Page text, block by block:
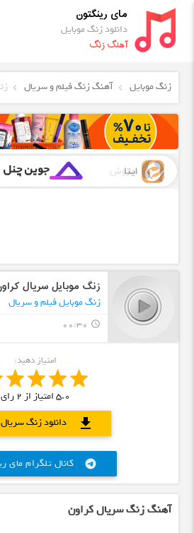
مای رینگتون
دانلود زنگ موبایل
آهنگ زنگ
زنگ موبایل آهنگ زنگ فیلم و سریال
زنگ موبایل سریال
زنگ موبایل فیلم و سریال
query_builder
00:30
امتیاز دهید:
5.0امتیاز از2رای
دانلود زنگ
download
کانال تلگرام مای telegram
آهنگ زنگ سریال کراون